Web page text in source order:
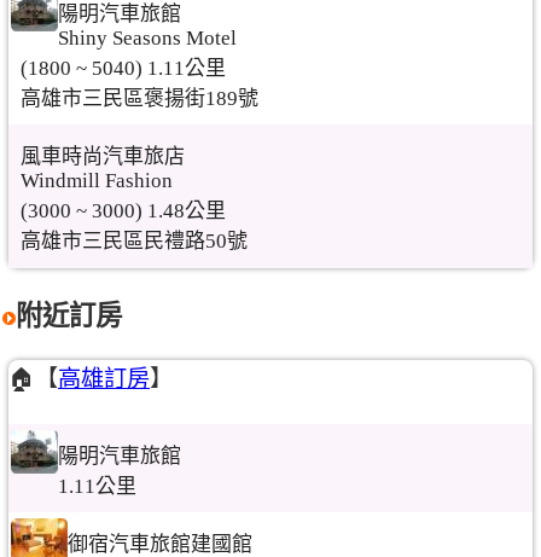
陽明汽車旅館
Shiny Seasons Motel
(1800 ~ 5040) 1.11公里
高雄市三民區褒揚街189號
風車時尚汽車旅店
Windmill Fashion
(3000 ~ 3000) 1.48公里
高雄市三民區民禮路50號
附近訂房
🏠【高雄訂房】
陽明汽車旅館
1.11公里
御宿汽車旅館建國館